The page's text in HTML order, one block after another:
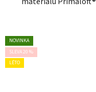
NOVINKA
SLEVA 20 %
LÉTO